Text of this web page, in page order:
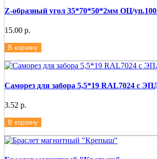
Z-образный угол 35*70*50*2мм ОЦ/
15.00 р.
В корзину
Саморез для забора 5,5*19 RAL7024 с
3.52 р.
В корзину